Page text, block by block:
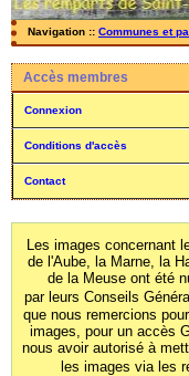
Navigation :: Communes et
Accès membres
Connexion
Conditions d'accès
Contact
Les images concernant
de l'Aube, la Marne, la
de la Meuse ont été
par leurs Conseils
que nous remercions
images, pour un accès
nous avoir autorisé à
les images via les